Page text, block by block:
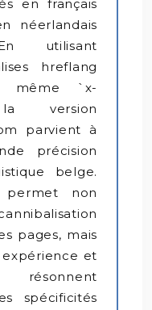
en français
néerlandais
utilisant
hreflang
même `x-
version
parvient à
précision
belge.
non
pages, mais
et
spécificités